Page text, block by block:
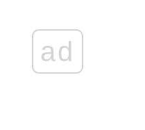
ad